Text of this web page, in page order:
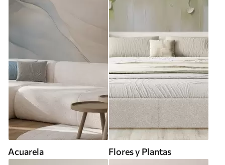
Acuarela Flores y Plantas